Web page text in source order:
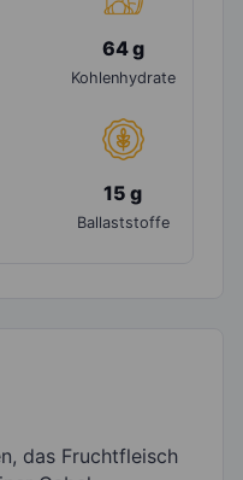
64 g
Kohlenhydrate
15 g
Ballaststoffe
das Fruchtfleisch